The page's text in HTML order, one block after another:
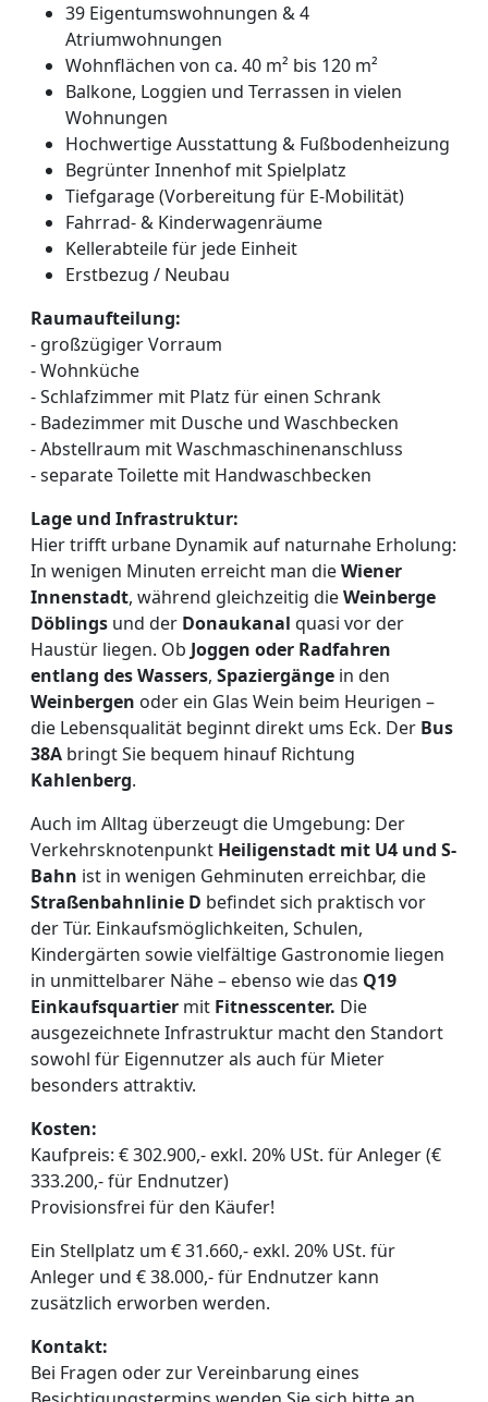
39 Eigentumswohnungen & 4
Atriumwohnungen
Wohnflächen von ca. 40 m² bis 120 m²
Balkone, Loggien und Terrassen in vielen
Wohnungen
Hochwertige Ausstattung & Fußbodenheizung
Begrünter Innenhof mit Spielplatz
Tiefgarage (Vorbereitung für E-Mobilität)
Fahrrad- & Kinderwagenräume
Kellerabteile für jede Einheit
Erstbezug / Neubau
Raumaufteilung:
- großzügiger Vorraum
- Wohnküche
- Schlafzimmer mit Platz für einen Schrank
- Badezimmer mit Dusche und Waschbecken
- Abstellraum mit Waschmaschinenanschluss
- separate Toilette mit Handwaschbecken
Lage und Infrastruktur:
Hier trifft urbane Dynamik auf naturnahe Erholung:
In wenigen Minuten erreicht man dieWiener
Innenstadt, während gleichzeitig dieWeinberge
Döblings und der Donaukanal quasi vor der
Haustür liegen. Ob Joggen oder Radfahren
entlang des Wassers, Spaziergänge in den
Weinbergen oder ein Glas Wein beim Heurigen –
die Lebensqualität beginnt direkt ums Eck. Der Bus
38A bringt Sie bequem hinauf Richtung
Kahlenberg.
Auch im Alltag überzeugt die Umgebung: Der
Verkehrsknotenpunkt Heiligenstadt mit U4 und S-
Bahn ist in wenigen Gehminuten erreichbar, die
Straßenbahnlinie D befindet sich praktisch vor
der Tür. Einkaufsmöglichkeiten, Schulen,
Kindergärten sowie vielfältige Gastronomie liegen
in unmittelbarer Nähe – ebenso wie das Q19
Einkaufsquartier mit Fitnesscenter. Die
ausgezeichnete Infrastruktur macht den Standort
sowohl für Eigennutzer als auch für Mieter
besonders attraktiv.
Kosten:
Kaufpreis: € 302.900,- exkl. 20% USt. für Anleger (€
333.200,- für Endnutzer)
Provisionsfrei für den Käufer!
Ein Stellplatz um € 31.660,- exkl. 20% USt. für
Anleger und € 38.000,- für Endnutzer kann
zusätzlich erworben werden.
Kontakt:
Bei Fragen oder zur Vereinbarung eines